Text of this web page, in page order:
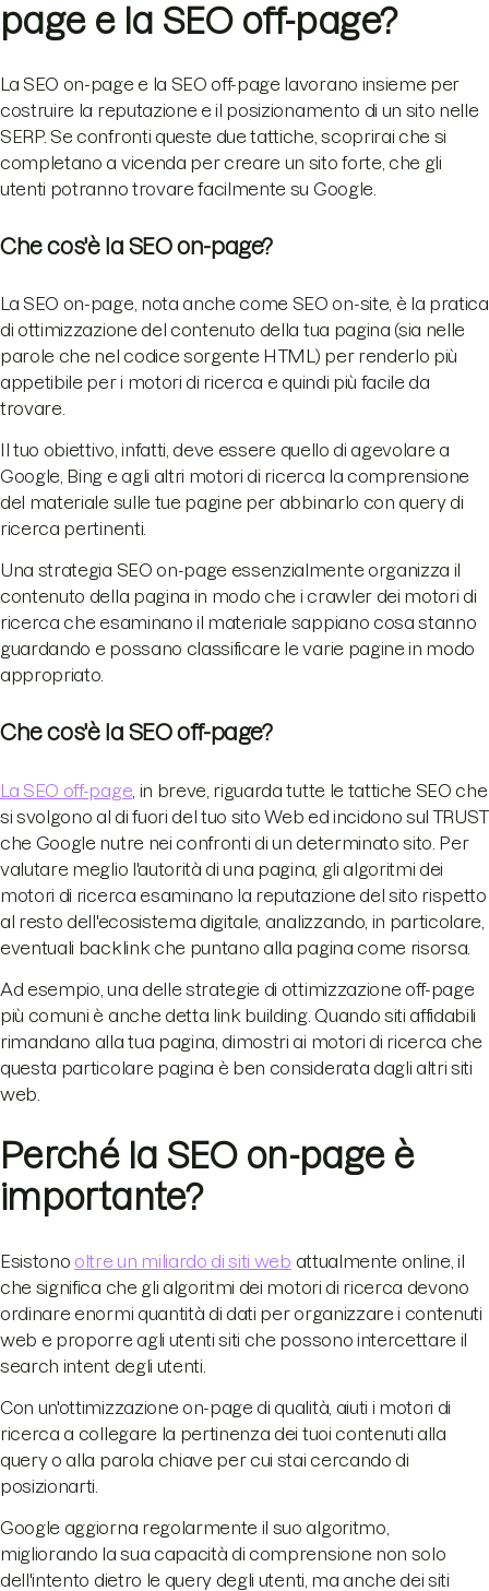
page e la SEO off-page?
La SEO on-page e la SEO off-page lavorano insieme per
costruire la reputazione e il posizionamento di un sito nelle
SERP. Se confronti queste due tattiche, scoprirai che si
completano a vicenda per creare un sito forte, che gli
utenti potranno trovare facilmente su Google.
Che cos'è la SEO on-page?
La SEO on-page, nota anche come SEO on-site, è la pratica
di ottimizzazione del contenuto della tua pagina (sia nelle
parole che nel codice sorgente HTML) per renderlo più
appetibile per i motori di ricerca e quindi più facile da
trovare.
Il tuo obiettivo, infatti, deve essere quello di agevolare a
Google, Bing e agli altri motori di ricerca la comprensione
del materiale sulle tue pagine per abbinarlo con query di
ricerca pertinenti.
Una strategia SEO on-page essenzialmente organizza il
contenuto della pagina in modo che i crawler dei motori di
ricerca che esaminano il materiale sappiano cosa stanno
guardando e possano classificare le varie pagine in modo
appropriato.
Che cos'è la SEO off-page?
La SEO off-page , in breve, riguarda tutte le tattiche SEO che
si svolgono al di fuori del tuo sito Web ed incidono sul TRUST
che Google nutre nei confronti di un determinato sito. Per
valutare meglio l'autorità di una pagina, gli algoritmi dei
motori di ricerca esaminano la reputazione del sito rispetto
al resto dell'ecosistema digitale, analizzando, in particolare,
eventuali backlink che puntano alla pagina come risorsa.
Ad esempio, una delle strategie di ottimizzazione off-page
più comuni è anche detta link building. Quando siti affidabili
rimandano alla tua pagina, dimostri ai motori di ricerca che
questa particolare pagina è ben considerata dagli altri siti
web.
Perché la SEO on-page è
importante?
Esistono oltre un miliardo di siti web attualmente online, il
che significa che gli algoritmi dei motori di ricerca devono
ordinare enormi quantità di dati per organizzare i contenuti
web e proporre agli utenti siti che possono intercettare il
search intent degli utenti.
Con un'ottimizzazione on-page di qualità, aiuti i motori di
ricerca a collegare la pertinenza dei tuoi contenuti alla
query o alla parola chiave per cui stai cercando di
posizionarti.
Google aggiorna regolarmente il suo algoritmo,
migliorando la sua capacità di comprensione non solo
dell'intento dietro le query degli utenti, ma anche dei siti